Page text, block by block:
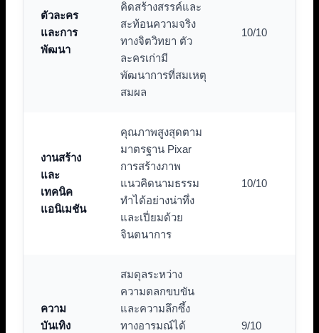
ตัวละคร
และการ
พัฒนา
คิดสร้างสรรค์และ
สะท้อนความจริง
ทางจิตวิทยา ตัว
ละครเก่ามี
พัฒนาการที่สมเหตุ
สมผล
10/10
งานสร้าง
และ
เทคนิค
แอนิเมชัน
คุณภาพสูงสุดตาม
มาตรฐาน Pixar
การสร้างภาพ
แนวคิดนามธรรม
ทำได้อย่างน่าทึ่ง
และเปี่ยมด้วย
จินตนาการ
10/10
ความ
บันเทิง
สมดุลระหว่าง
ความตลกขบขัน
และความลึกซึ้ง
ทางอารมณ์ได้
9/10